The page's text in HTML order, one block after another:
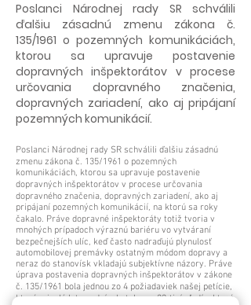
Poslanci Národnej rady SR schválili
ďalšiu zásadnú zmenu zákona č.
135/1961 o pozemných komunikáciách,
ktorou sa upravuje postavenie
dopravných inšpektorátov v procese
určovania dopravného značenia,
dopravných zariadení, ako aj pripájaní
pozemných komunikácií.
Poslanci Národnej rady SR schválili ďalšiu zásadnú
zmenu zákona č. 135/1961 o pozemných
komunikáciách, ktorou sa upravuje postavenie
dopravných inšpektorátov v procese určovania
dopravného značenia, dopravných zariadení, ako aj
pripájaní pozemných komunikácií, na ktorú sa roky
čakalo. Práve dopravné inšpektoráty totiž tvoria v
mnohých prípadoch výraznú bariéru vo vytváraní
bezpečnejších ulíc, keď často nadraďujú plynulosť
automobilovej premávky ostatným módom dopravy a
neraz do stanovísk vkladajú subjektívne názory. Práve
úprava postavenia dopravných inšpektorátov v zákone
č. 135/1961 bola jednou zo 4 požiadaviek našej petície,
ktorú minulé leto podpísalo takmer 22-tisíc ľudí a ktorá